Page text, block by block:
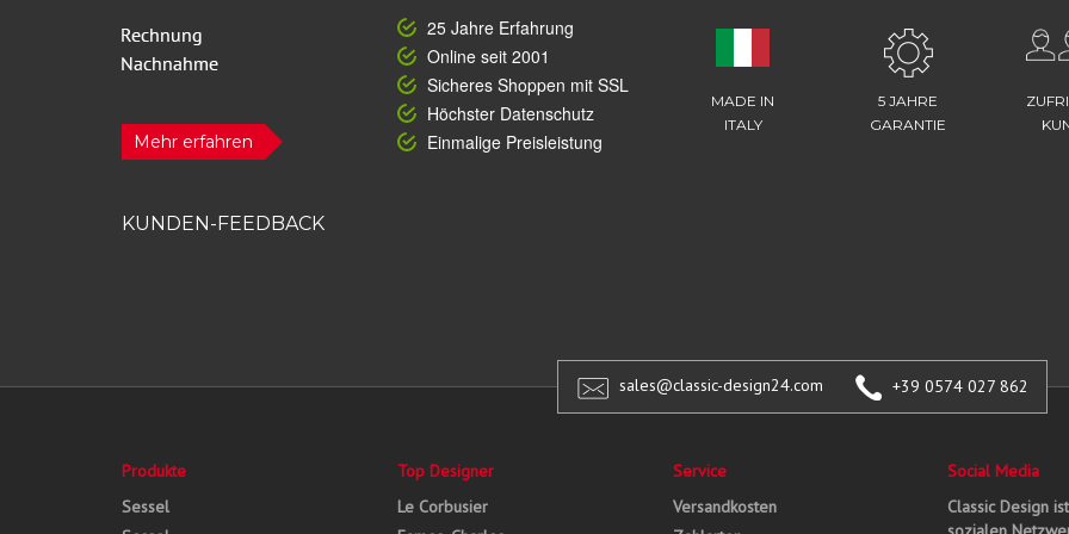
Mehr erfahren
25 Jahre Erfahrung
Online seit 2001
Sicheres Shoppen mit SSL
Höchster Datenschutz
Einmalige Preisleistung
MADE IN
ITALY
5 JAHRE
GARANTIE
KUNDEN-FEEDBACK
sales@classic-design24.com +39 0574 027 862
Produkte
Sessel
Top Designer
Le Corbusier
Service
Versandkosten
Social Media
Classic Design